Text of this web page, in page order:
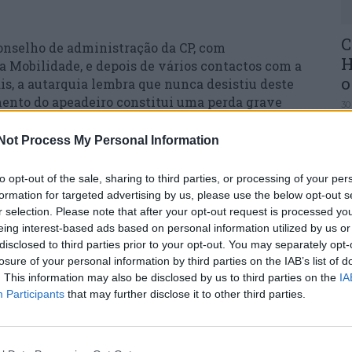
Process My Personal Information
opt-out of the sale, sharing to third parties, or processing of your
for targeted advertising by us, please use the below opt-out
selection. Please note that after your opt-out request is processed
interest-based ads based on personal information utilized by us
to third parties prior to your opt-out. You may separately
of your personal information by third parties on the IAB’s list of
This information may also be disclosed by us to third parties on the
Participants that may further disclose it to other third parties.
de administração da CP, com
Mobilidade, e depois de vários contactos com a
a autarquia lembra que nunca desistiu deste
do apeadeiro constitui uma perda grave
políticas nacionais de mobilidade
contraria as orientações nacionais que
como alternativa sustentável ao automóvel
comprovada através de um inquérito
população em utilizar diariamente o comboio.
aponta que a reabertura seria coerente com
e intermunicipais, incluindo o futuro